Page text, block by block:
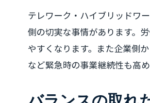
テレワーク・ハイブリッドワ
側の切実な事情があります。
やすくなります。また企業側
など緊急時の事業継続性も高め